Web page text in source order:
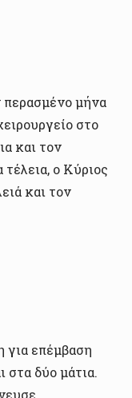
μήνα
στο
και τον
ο Κύριος
και τον
επέμβαση
στα δύο μάτια.